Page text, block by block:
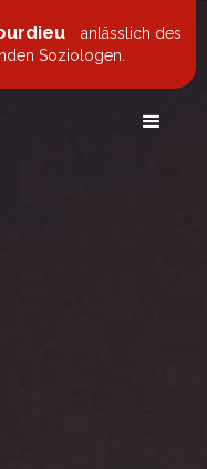
anlässlich des
Soziologen.